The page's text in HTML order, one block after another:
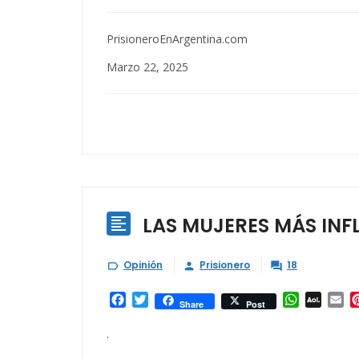
PrisioneroEnArgentina.com
Marzo 22, 2025
 LAS MUJERES MÁS
 Opinión  Prisionero  18
Facebook
TwitterShare Post
AOL
.